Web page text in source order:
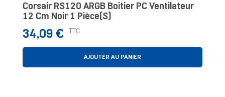
Corsair RS120 ARGB Boitier PC Ventilateur
12 Cm Noir 1 Pièce(s)
Prix
34,09 € TTC
AJOUTER AU PANIER